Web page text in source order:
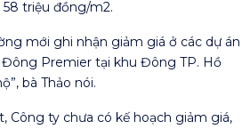
triệu đồng/m2.
mới ghi nhận giảm giá ở các dự án
Premier tại khu Đông TP. Hồ
bà Thảo nói.
Công ty chưa có kế hoạch giảm giá,